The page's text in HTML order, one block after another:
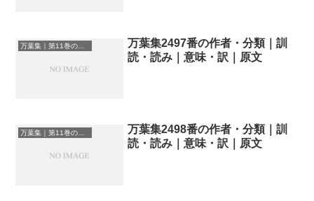
万葉集｜第11巻の和歌一覧
万葉集2497番の作者・分類｜訓
読・読み｜意味・訳｜原文
万葉集｜第11巻の和歌一覧
万葉集2498番の作者・分類｜訓
読・読み｜意味・訳｜原文